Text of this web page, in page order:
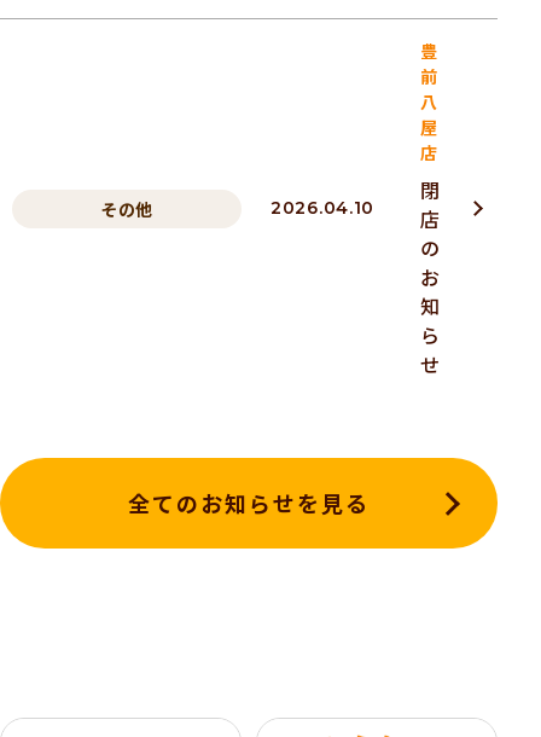
その他 2026.04.10
豊
前
八
屋
店
閉
店
の
お
知
ら
せ
全てのお知らせを見る